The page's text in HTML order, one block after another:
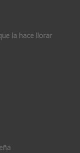
la hace llorar